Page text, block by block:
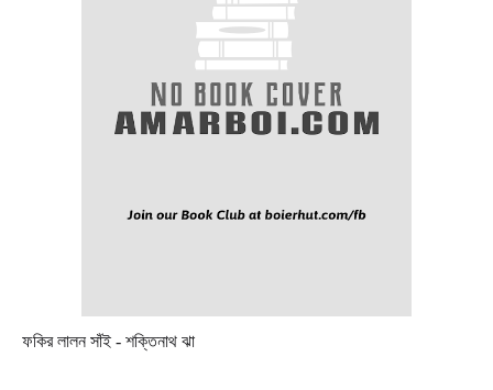
ফকির লালন সাঁই - শক্তিনাথ ঝা